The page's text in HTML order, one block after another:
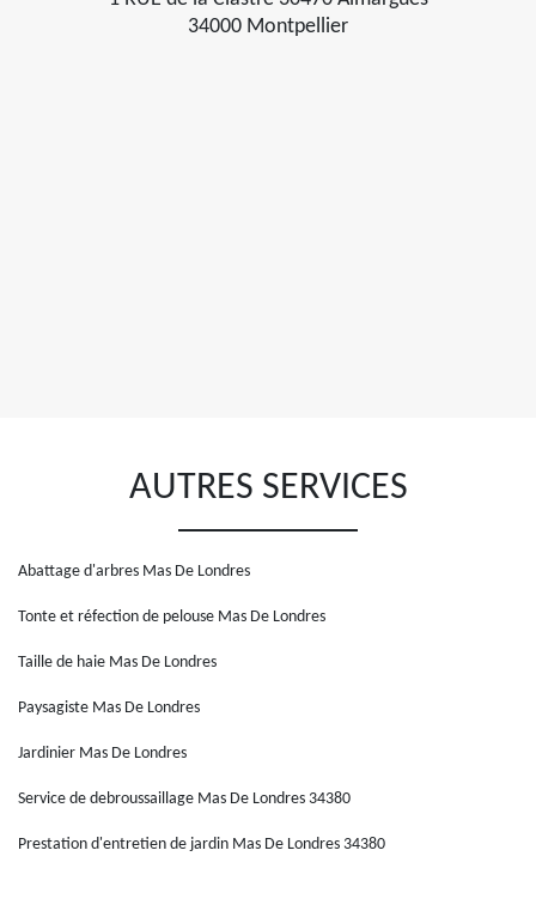
34000 Montpellier
AUTRES SERVICES
Abattage d'arbres Mas De Londres
Tonte et réfection de pelouse Mas De Londres
Taille de haie Mas De Londres
Paysagiste Mas De Londres
Jardinier Mas De Londres
Service de debroussaillage Mas De Londres 34380
Prestation d'entretien de jardin Mas De Londres 34380